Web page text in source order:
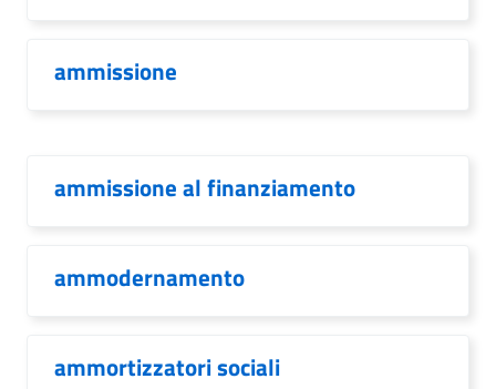
ammissione
ammissione al finanziamento
ammodernamento
ammortizzatori sociali